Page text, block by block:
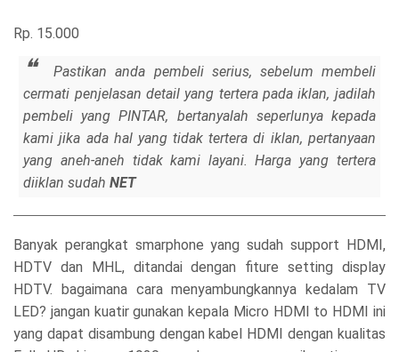
Rp. 15.000
Pastikan anda pembeli serius, sebelum membeli
cermati penjelasan detail yang tertera pada iklan, jadilah
pembeli yang PINTAR, bertanyalah seperlunya kepada
kami jika ada hal yang tidak tertera di iklan, pertanyaan
yang aneh-aneh tidak kami layani. Harga yang tertera
diiklan sudahNET
Banyak perangkat smarphone yang sudah support HDMI,
HDTV dan MHL, ditandai dengan fiture setting display
HDTV. bagaimana cara menyambungkannya kedalam TV
LED? jangan kuatir gunakan kepala Micro HDMI to HDMI ini
yang dapat disambung dengan kabel HDMI dengan kualitas